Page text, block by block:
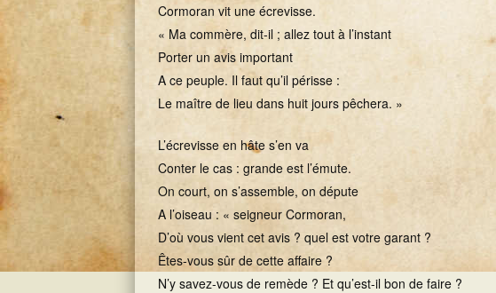
Cormoran vit une écrevisse.
« Ma commère, dit-il ; allez tout à l’instant
Porter un avis important
A ce peuple. Il faut qu’il périsse :
Le maître de lieu dans huit jours pêchera. »
L’écrevisse en hâte s’en va
Conter le cas : grande est l’émute.
On court, on s’assemble, on députe
A l’oiseau : « seigneur Cormoran,
D’où vous vient cet avis ? quel est votre garant ?
Êtes-vous sûr de cette affaire ?
N’y savez-vous de remède ? Et qu’est-il bon de faire ?